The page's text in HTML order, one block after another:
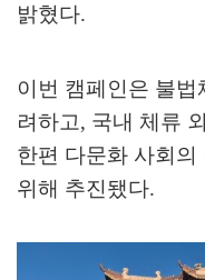
밝혔다.
이번 캠페인은 불
려하고, 국내 체류
한편 다문화 사회의
위해 추진됐다.